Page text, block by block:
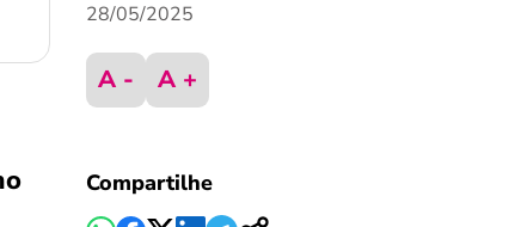
28/05/2025
A - A +
Compartilhe